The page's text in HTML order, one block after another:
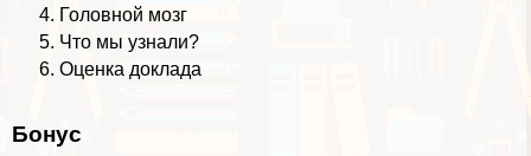
Головной мозг
Что мы узнали?
Оценка доклада
Бонус